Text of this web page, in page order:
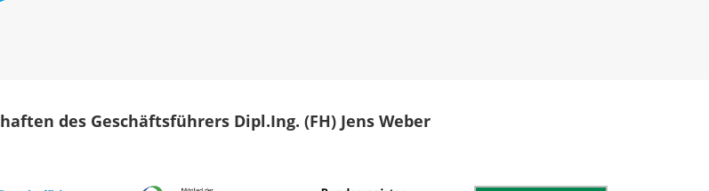
des Geschäftsführers Dipl.Ing. (FH) Jens Weber